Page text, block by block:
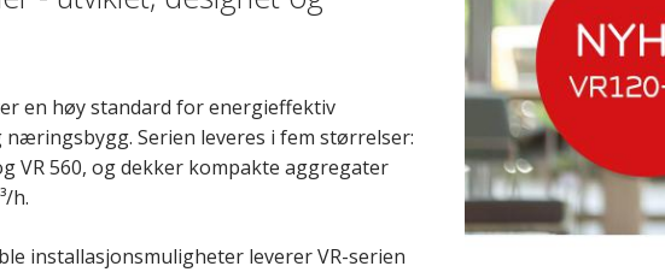
en høy standard for energieffektiv
Serien leveres i fem størrelser:
VR 560, og dekker kompakte aggregater
h.
installasjonsmuligheter leverer VR-serien